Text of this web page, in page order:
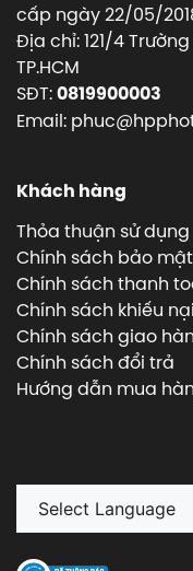
cấp ngày 22/05/
Địa chỉ: 121/4
TP.HCM
SĐT:0819900003
Email:
Khách hàng
Thỏa thuận sử dụng
Chính sách bảo
Chính sách thanh
Chính sách khiếu nại
Chính sách giao
Chính sách đổi trả
Hướng dẫn mua